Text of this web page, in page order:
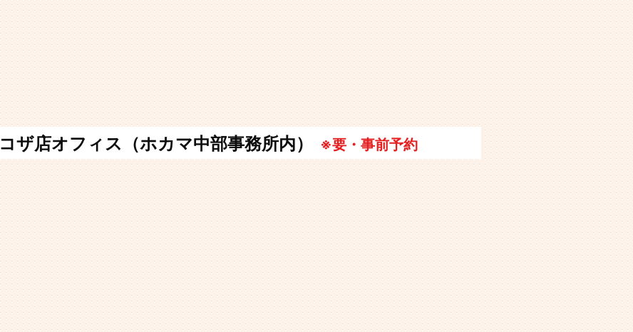
コザ店オフィス（ホカマ中部事務所内） ※要・事前予約